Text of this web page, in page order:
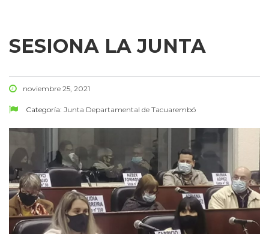
SESIONA LA JUNTA
noviembre 25, 2021
Categoría: Junta Departamental de Tacuarembó